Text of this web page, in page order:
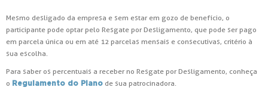
Mesmo desligado da empresa e sem estar em gozo de benefício, o
participante pode optar pelo Resgate por Desligamento, que pode ser pago
em parcela única ou em até 12 parcelas mensais e consecutivas, critério à
sua escolha.
Para saber os percentuais a receber no Resgate por Desligamento, conheça
o Regulamento do Plano de sua patrocinadora.